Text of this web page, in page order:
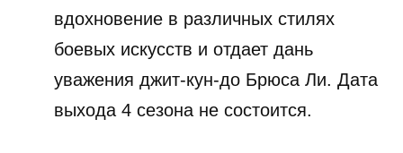
вдохновение в различных стилях
боевых искусств и отдает дань
уважения джит-кун-до Брюса Ли. Дата
выхода 4 сезона не состоится.